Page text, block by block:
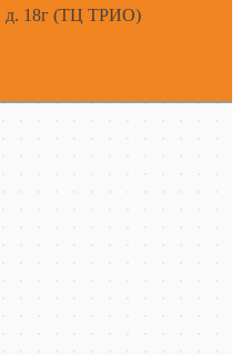
д. 18г (ТЦ ТРИО)